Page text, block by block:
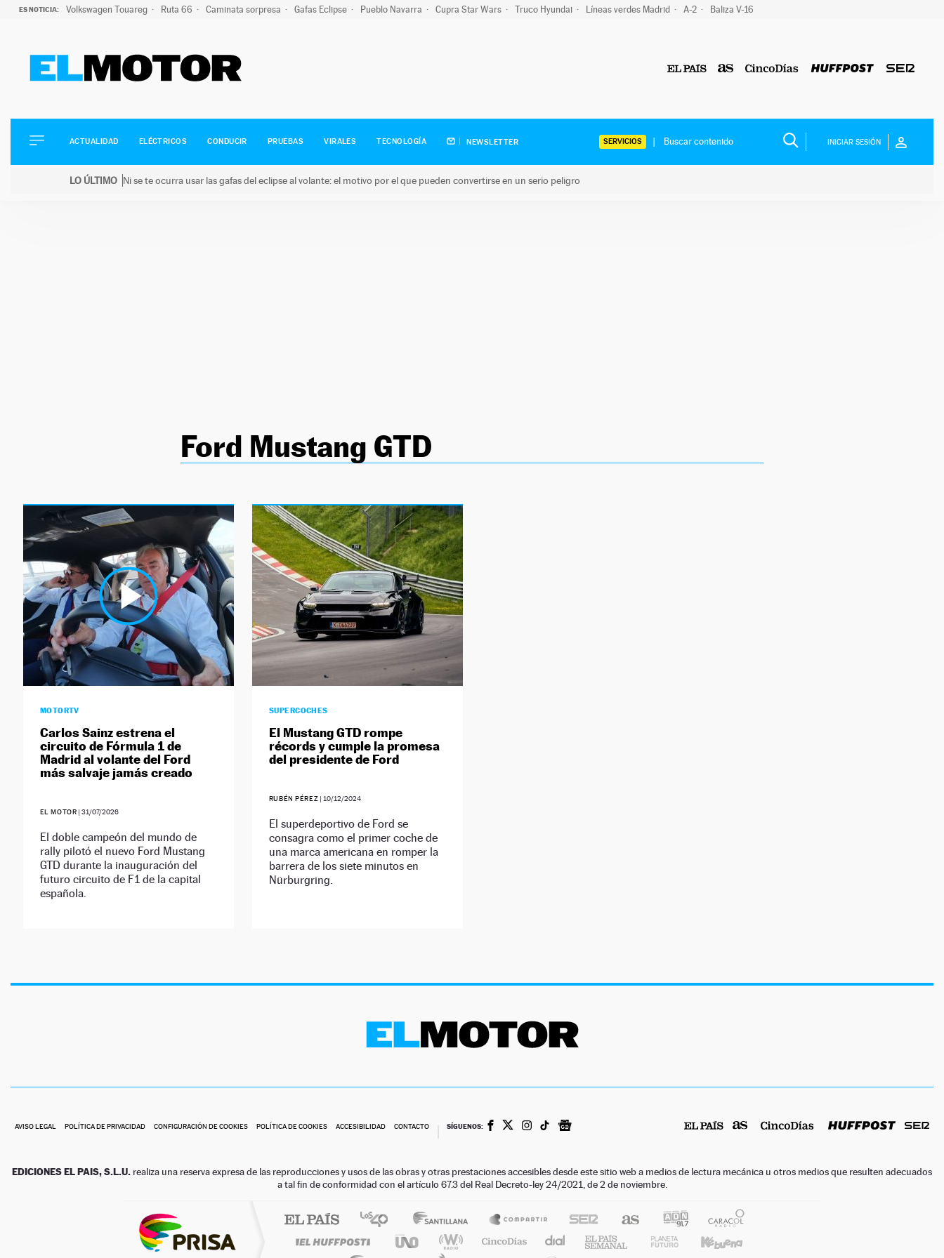
ES NOTICIA: Volkswagen Touareg Ruta 66 Caminata sorpresa Gafas Eclipse Pueblo Navarra Cupra Star Wars Truco Hyundai Líneas verdes Madrid A-2 Baliza V-16
ELÉCTRICOS
CONDUCIR
ACTUALIDAD ELÉCTRICOS CONDUCIR PRUEBAS VIRALES TECNOLOGÍA NEWSLETTER SERVICIOS INICIAR SESIÓN
LO ÚLTIMO Ni se te ocurra usar las gafas del eclipse al volante: el motivo por el que pueden convertirse en un serio peligro
Ford Mustang GTD
MOTORTV
Carlos Sainz estrena el
circuito de Fórmula 1 de
Madrid al volante del Ford
más salvaje jamás creado
EL MOTOR |31/07/2026
El doble campeón del mundo de
rally pilotó el nuevo Ford Mustang
GTD durante la inauguración del
futuro circuito de F1 de la capital
española.
SUPERCOCHES
El Mustang GTD rompe
récords y cumple la promesa
del presidente de Ford
RUBÉN PÉREZ | 10/12/2024
El superdeportivo de Ford se
consagra como el primer coche de
una marca americana en romper la
barrera de los siete minutos en
Nürburgring.
AVISO LEGAL POLÍTICA DE PRIVACIDAD CONFIGURACIÓN DE COOKIES POLÍTICA DE COOKIES ACCESIBILIDAD CONTACTO SÍGUENOS:
EDICIONES EL PAIS, S.L.U. realiza una reserva expresa de las reproducciones y usos de las obras y otras prestaciones accesibles desde este sitio web a medios de lectura mecánica u otros medios que resulten adecuados
a tal fin de conformidad con el artículo 67.3 del Real Decreto-ley 24/2021, de 2 de noviembre.